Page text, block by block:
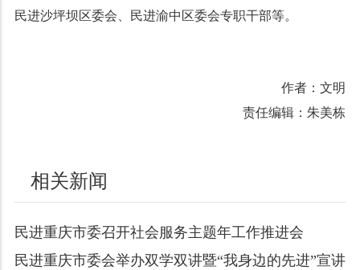
民进沙坪坝区委会、民进渝中区委会专职干部等。
作者：文明
责任编辑：朱美栋
相关新闻
民进重庆市委召开社会服务主题年工作推进会
民进重庆市委会举办双学双讲暨“我身边的先进”宣讲